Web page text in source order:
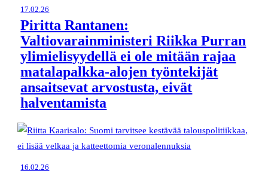
17.02.26
Piritta Rantanen:
Valtiovarainministeri Riikka Purran
ylimielisyydellä ei ole mitään rajaa
matalapalkka-alojen työntekijät
ansaitsevat arvostusta, eivät
halventamista
16.02.26